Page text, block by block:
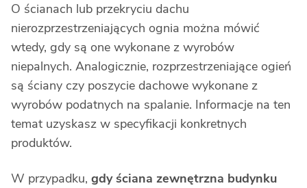
O ścianach lub przekryciu dachu
nierozprzestrzeniających ognia można mówić
wtedy, gdy są one wykonane z wyrobów
niepalnych. Analogicznie, rozprzestrzeniające ogień
są ściany czy poszycie dachowe wykonane z
wyrobów podatnych na spalanie. Informacje na ten
temat uzyskasz w specyfikacji konkretnych
produktów.
W przypadku, gdy ściana zewnętrzna budynku